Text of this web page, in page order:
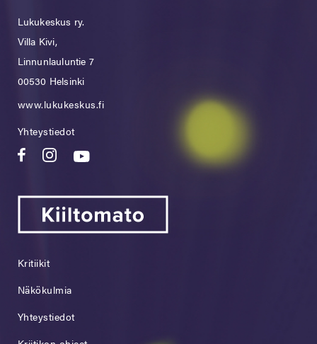
Lukukeskus ry.
Villa Kivi,
Linnunlauluntie 7
00530 Helsinki
www.lukukeskus.fi
Yhteystiedot
Kritiikit
Näkökulmia
Yhteystiedot